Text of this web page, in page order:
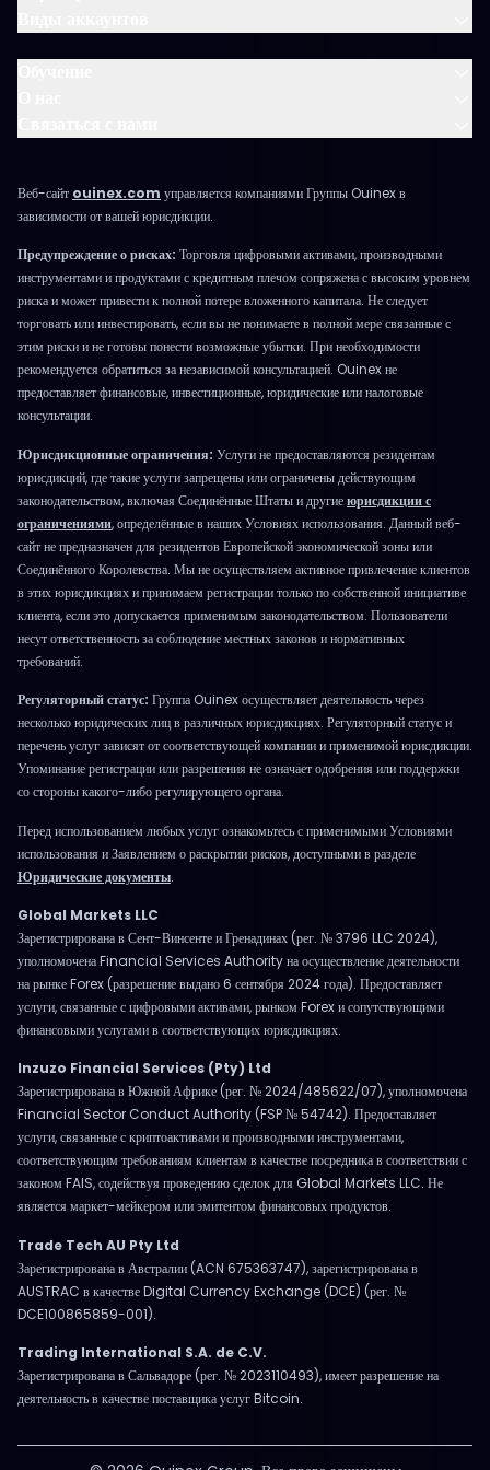
Веб-сайт ouinex.com управляется компаниями Группы Ouinex в
зависимости от вашей юрисдикции.
Предупреждение о рисках: Торговля цифровыми активами, производными
инструментами и продуктами с кредитным плечом сопряжена с высоким уровнем
риска и может привести к полной потере вложенного капитала. Не следует
торговать или инвестировать, если вы не понимаете в полной мере связанные с
этим риски и не готовы понести возможные убытки. При необходимости
рекомендуется обратиться за независимой консультацией. Ouinex не
предоставляет финансовые, инвестиционные, юридические или налоговые
консультации.
Юрисдикционные ограничения: Услуги не предоставляются резидентам
юрисдикций, где такие услуги запрещены или ограничены действующим
законодательством, включая Соединённые Штаты и другиеюрисдикции с
ограничениями, определённые в наших Условиях использования. Данный веб-
сайт не предназначен для резидентов Европейской экономической зоны или
Соединённого Королевства. Мы не осуществляем активное привлечение клиентов
в этих юрисдикциях и принимаем регистрации только по собственной инициативе
клиента, если это допускается применимым законодательством. Пользователи
несут ответственность за соблюдение местных законов и нормативных
требований.
Регуляторный статус: Группа Ouinex осуществляет деятельность через
несколько юридических лиц в различных юрисдикциях. Регуляторный статус и
перечень услуг зависят от соответствующей компании и применимой юрисдикции.
Упоминание регистрации или разрешения не означает одобрения или поддержки
со стороны какого-либо регулирующего органа.
Перед использованием любых услуг ознакомьтесь с применимыми Условиями
использования и Заявлением о раскрытии рисков, доступными в разделе
Юридические документы.
Global Markets LLC
Зарегистрирована в Сент-Винсенте и Гренадинах (рег. № 3796 LLC 2024),
уполномочена Financial Services Authority на осуществление деятельности
на рынке Forex (разрешение выдано 6 сентября 2024 года). Предоставляет
услуги, связанные с цифровыми активами, рынком Forex и сопутствующими
финансовыми услугами в соответствующих юрисдикциях.
Inzuzo Financial Services (Pty) Ltd
Зарегистрирована в Южной Африке (рег. № 2024/485622/07), уполномочена
Financial Sector Conduct Authority (FSP № 54742). Предоставляет
услуги, связанные с криптоактивами и производными инструментами,
соответствующим требованиям клиентам в качестве посредника в соответствии с
законом FAIS, содействуя проведению сделок для Global Markets LLC. Не
является маркет-мейкером или эмитентом финансовых продуктов.
Trade Tech AU Pty Ltd
Зарегистрирована в Австралии (ACN 675363747), зарегистрирована в
AUSTRAC в качестве Digital Currency Exchange (DCE) (рег. №
DCE100865859-001).
Trading International S.A. de C.V.
Зарегистрирована в Сальвадоре (рег. № 2023110493), имеет разрешение на
деятельность в качестве поставщика услуг Bitcoin.